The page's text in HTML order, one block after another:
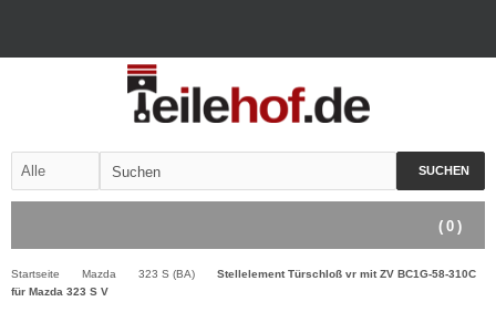
SUCHEN
( 0 )
Startseite Mazda 323 S (BA)
Stellelement Türschloß vr mit ZV BC1G-58-310C
für Mazda 323 S V